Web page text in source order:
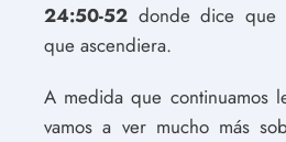
24:50-52 donde dice
que ascendiera.
A medida que continuamos
vamos a ver mucho más